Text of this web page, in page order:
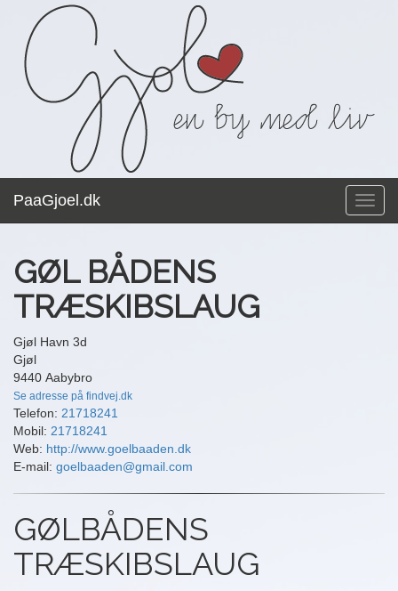
PaaGjoel.dk
GØL BÅDENS
TRÆSKIBSLAUG
Gjøl Havn 3d
Gjøl
9440 Aabybro
Se adresse på findvej.dk
Telefon: 21718241
Mobil: 21718241
Web: http://www.goelbaaden.dk
E-mail: goelbaaden@gmail.com
GØLBÅDENS
TRÆSKIBSLAUG